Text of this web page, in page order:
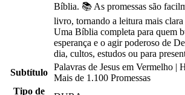
Bíblia. 📚 As promessas são
livro, tornando a leitura mais
Uma Bíblia completa para quem
esperança e o agir poderoso de
dia, cultos, estudos ou para
Subtítulo
Palavras de Jesus em Vermelho |
Mais de 1.100 Promessas
Tipo de